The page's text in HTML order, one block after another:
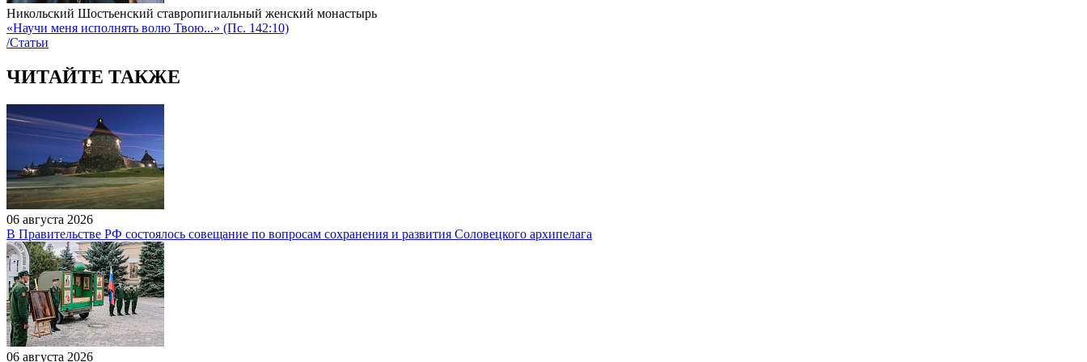
Никольский Шостьенский ставропигиальный женский монастырь
«Научи меня исполнять волю Твою...» (Пс. 142:10)
/Статьи
ЧИТАЙТЕ ТАКЖЕ
06 августа 2026
В Правительстве РФ состоялось совещание по вопросам сохранения и развития Соловецкого архипелага
06 августа 2026